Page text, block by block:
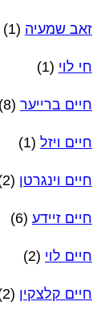
זאב שמעיה (1)
חי לוי (1)
חיים ברייער (8)
חיים ויזל (1)
חיים וינגרטן (2)
חיים זיידע (6)
חיים לוי (2)
חיים קלצקין (2)